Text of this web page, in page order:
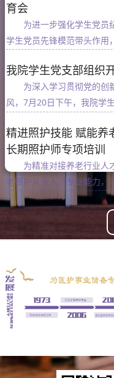
育会
为进一步强化学生党员
学生党员先锋模范带头作用
支部书记武利敏主持，支部
我院学生党支部组织
为深入学习贯彻党的创
风，7月20日下午，我院学
会议严格落实“第一议题”制
精进照护技能 赋能
长期照护师专项培训
为精准对接养老行业人
老照护从业人员专业能力，
期照护师技能专项培训。本
三位专任教师授课，围绕长